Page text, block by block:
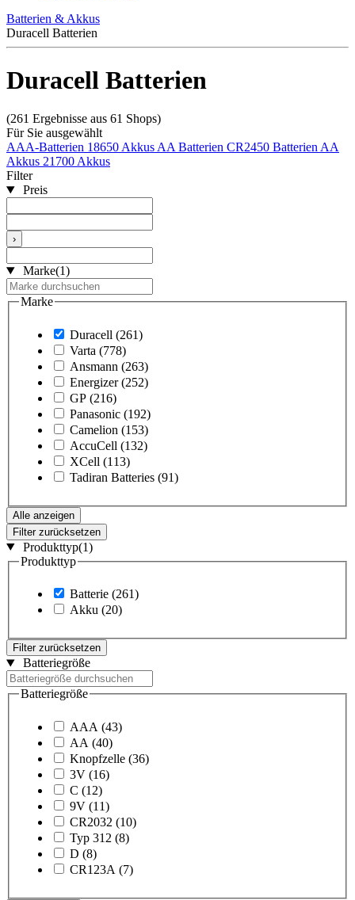
Batterien & Akkus
Duracell Batterien
Duracell Batterien
(261 Ergebnisse aus 61 Shops)
Für Sie ausgewählt
AAA-Batterien 18650 Akkus AA Batterien CR2450 Batterien AA
Akkus 21700 Akkus
Filter
Preis
›
Marke(1)
Marke
Duracell (261)
Varta (778)
Ansmann (263)
Energizer (252)
GP (216)
Panasonic (192)
Camelion (153)
AccuCell (132)
XCell (113)
Tadiran Batteries (91)
Alle anzeigen
Filter zurücksetzen
Produkttyp(1)
Produkttyp
Batterie (261)
Akku (20)
Filter zurücksetzen
Batteriegröße
Batteriegröße
AAA (43)
AA (40)
Knopfzelle (36)
3V (16)
C (12)
9V (11)
CR2032 (10)
Typ 312 (8)
D (8)
CR123A (7)